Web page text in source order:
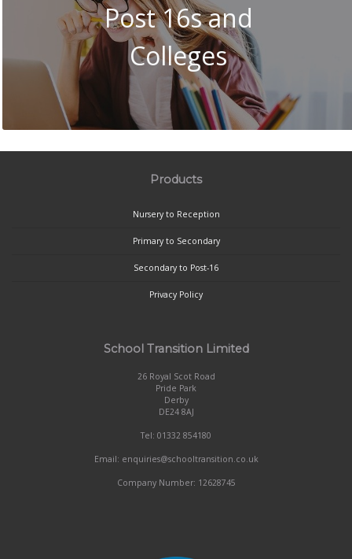
Post 16s and
Colleges
Products
Nursery to Reception
Primary to Secondary
Secondary to Post-16
Privacy Policy
School Transition Limited
26 Royal Scot Road
Pride Park
Derby
DE24 8AJ
Tel: 01332 854180
Email: enquiries@schooltransition.co.uk
Company Number: 12628745